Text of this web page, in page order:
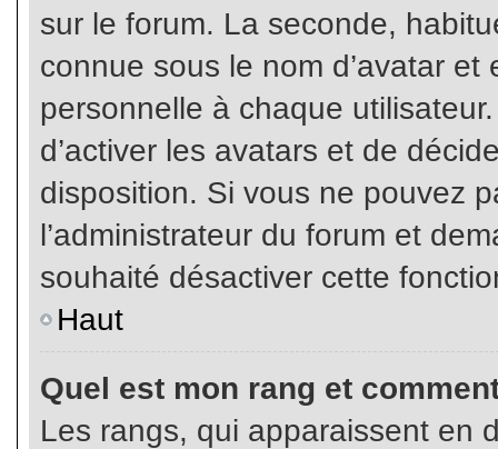
sur le forum. La seconde,
connue sous le nom d’avatar
personnelle à chaque
d’activer les avatars et de
disposition. Si vous ne pouvez
l’administrateur du forum et
souhaité désactiver cette
Haut
Quel est mon rang et
Les rangs, qui apparaissent en